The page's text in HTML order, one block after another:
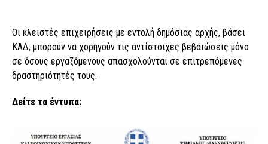
Οι κλειστές επιχειρήσεις με εντολή δημόσιας αρχής, βάσει
ΚΑΔ, μπορούν να χορηγούν τις αντίστοιχες βεβαιώσεις μόνο
σε όσους εργαζόμενους απασχολούνται σε επιτρεπόμενες
δραστηριότητές τους.
Δείτε τα έντυπα: